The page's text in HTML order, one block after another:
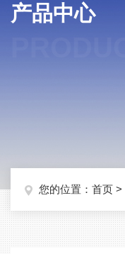
产品中心
您的位置： 首页 >